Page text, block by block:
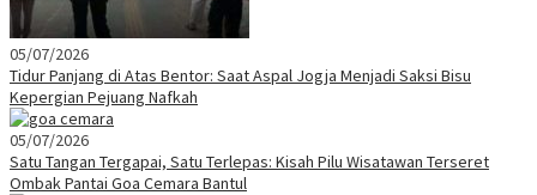
05/07/2026
Tidur Panjang di Atas Bentor: Saat Aspal Jogja Menjadi Saksi Bisu
Kepergian Pejuang Nafkah
05/07/2026
Satu Tangan Tergapai, Satu Terlepas: Kisah Pilu Wisatawan Terseret
Ombak Pantai Goa Cemara Bantul